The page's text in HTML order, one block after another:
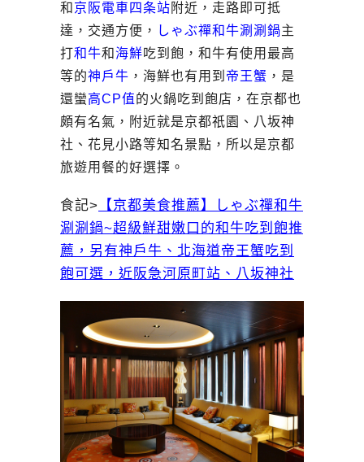
和 京阪電車四条站 附近，走路即可抵
達，交通方便， しゃぶ禪和牛涮涮鍋主
打和牛和 海鮮吃到飽，和牛有使用最高
等的神戶牛 ，海鮮也有用到 帝王蟹 ，是
還蠻高CP值的火鍋吃到飽店，在京都也
頗有名氣，附近就是京都祇園、八坂神
社、花見小路等知名景點，所以是京都
旅遊用餐的好選擇。
食記>
【京都美食推薦】しゃぶ禪和牛
涮涮鍋~超級鮮甜嫩口的和牛吃到飽推
薦，另有神戶牛、北海道帝王蟹吃到
飽可選，近阪急河原町站、八坂神社